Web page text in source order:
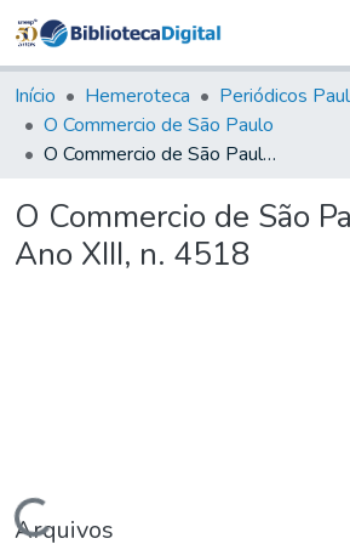
Início Hemeroteca
Periódicos
O Commercio de São Paulo
O Commercio de São Paulo, 1905, Ano XIII, n. 4518
O Commercio de São
Ano XIII, n. 4518
Arquivos